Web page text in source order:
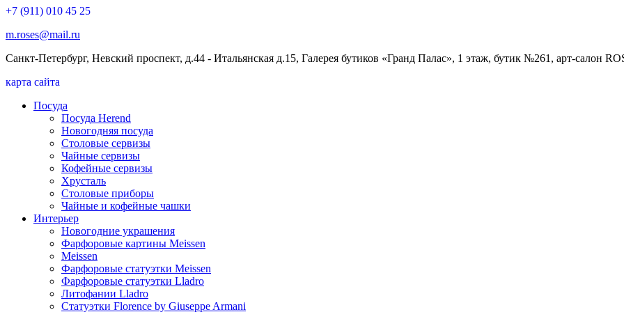
+7 (911) 010 45 25
m.roses@mail.ru
Санкт-Петербург, Невский проспект, д.44 - Итальянская д.15, Галерея бутиков «Гранд Палас», 1 этаж, бутик №261, арт-салон
карта сайта
Посуда
Посуда Herend
Новогодняя посуда
Столовые сервизы
Чайные сервизы
Кофейные сервизы
Хрусталь
Столовые приборы
Чайные и кофейные чашки
Интерьер
Новогодние украшения
Фарфоровые картины Meissen
Meissen
Фарфоровые статуэтки Meissen
Фарфоровые статуэтки Lladro
Литофании Lladro
Статуэтки Florence by Giuseppe Armani